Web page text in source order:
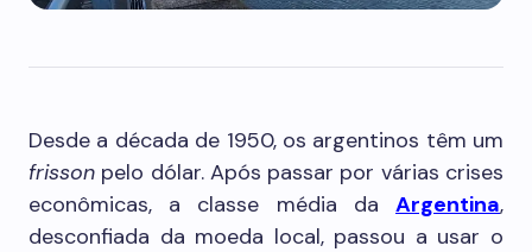
Desde a década de 1950, os argentinos têm um
frisson pelo dólar. Após passar por várias crises
econômicas, a classe média da Argentina,
desconfiada da moeda local, passou a usar o